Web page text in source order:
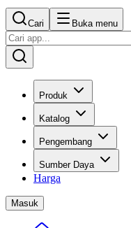
Cari Buka menu
Produk
Katalog
Pengembang
Sumber Daya
Harga
Masuk